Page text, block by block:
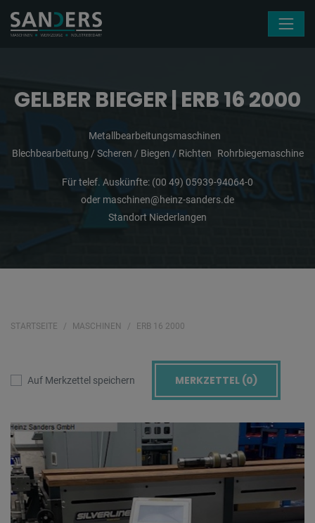
GELBER BIEGER | ERB 16 2000
Metallbearbeitungsmaschinen
Blechbearbeitung / Scheren / Biegen / Richten
Rohrbiegemaschine
Für telef. Auskünfte: (00 49) 05939-94064-0
oder maschinen@heinz-sanders.de
Standort Niederlangen
STARTSEITE MASCHINEN ERB 16 2000
Auf Merkzettel speichern MERKZETTEL (0)